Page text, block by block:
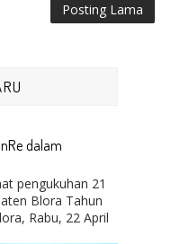
Posting Lama
dalam
pengukuhan 21
Blora Tahun
Rabu, 22 April